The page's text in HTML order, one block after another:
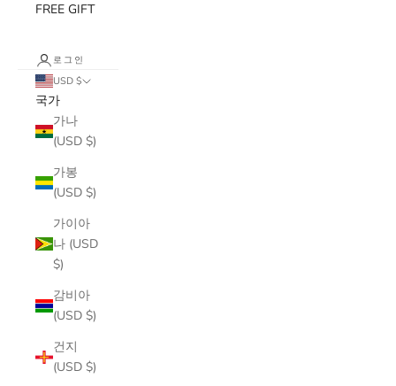
FREE GIFT
로그인
USD $
국가
가나
(USD $)
가봉
(USD $)
가이아
나 (USD
$)
감비아
(USD $)
건지
(USD $)